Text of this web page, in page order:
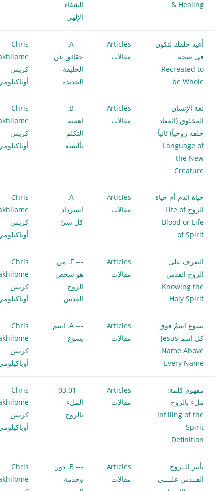
& Healing
الشفاء
الإلهي
اُعيد خلقك لتكون
فى صحة
Recreated to
be Whole
Articles
مقالات
--- A.
حقائق عن
الخليقة
الجديدة
Chris
كريس
لغة الإنسان
المخلوق (المعاد
خلقه روحياً) ثانياً
Language of
the New
Creature
Articles
مقالات
--- B.
اهمية
التكلم
بألسنة
Chris
كريس
حياة الدم أم حياة
الروح Life of
Blood or Life
of Spirit
Articles
مقالات
--- A.
استرداد
كل شىْ
Chris
كريس
التعرف على
الروح القدس
Knowing the
Holy Spirit
Articles
مقالات
--- F. من
هو شخص
الروح
القدس
Chris
كريس
يسوع اسمٌ فوق
كل اسم Jesus
Name Above
Every Name
Articles
مقالات
--- A. اسم
يسوع
Chris
كريس
مفهوم كلمة:
ملء بالروح
Infilling of the
Spirit
Definition
Articles
مقالات
-- 03.01
الملء
بالروح
Chris
كريس
تأثير الــروح
القــدس علــــى
Articles
مقالات
--- B. دور
وخدمة
Chris